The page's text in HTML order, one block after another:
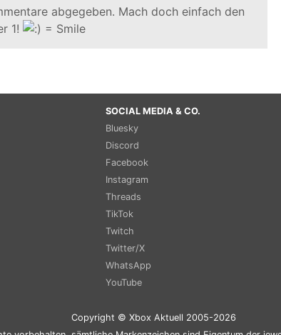
abgegeben. Mach doch einfach den
1!
SOCIAL MEDIA & CO.
Bluesky
Discord
Facebook
Instagram
Threads
TikTok
Twitch
Twitter/X
WhatsApp
YouTube
Copyright © Xbox Aktuell 2005-2026